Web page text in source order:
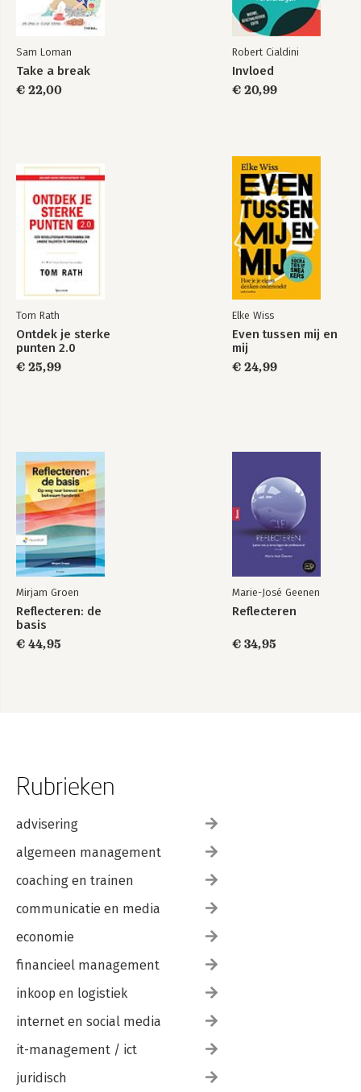
Troostrecepten om blij van te worden
The basics
Basisrecepten
Sam Loman
Take a break
€ 22,00
Robert Cialdini
Invloed
€ 20,99
Tom Rath
Ontdek je sterke
punten 2.0
€ 25,99
Elke Wiss
Even tussen mij en
mij
€ 24,99
Mirjam Groen
Reflecteren: de
basis
€ 44,95
Marie-José Geenen
Reflecteren
€ 34,95
Rubrieken
advisering
algemeen management
coaching en trainen
communicatie en media
economie
financieel management
inkoop en logistiek
internet en social media
it-management / ict
juridisch